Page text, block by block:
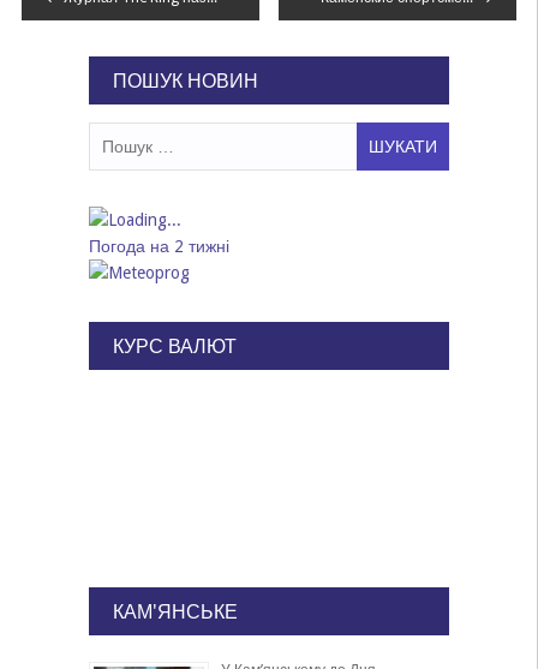
ПОШУК НОВИН
Погода на 2 тижні
КУРС ВАЛЮТ
КАМ'ЯНСЬКЕ